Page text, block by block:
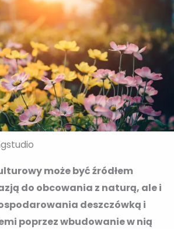
może być źródłem
do obcowania z naturą, ale i
deszczówką i
poprzez wbudowanie w nią